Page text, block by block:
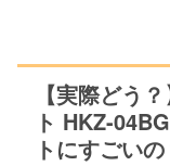
【実際どう
ト HKZ-
トにすごい